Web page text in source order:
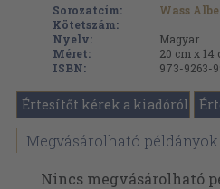
Sorozatcím:
Wass
Kötetszám:
Nyelv:
Magyar
Méret:
20 cm x 14
ISBN:
973-9263-
Értesítőt kérek a kiadóról
Megvásárolható példányok
Nincs megvásárolható